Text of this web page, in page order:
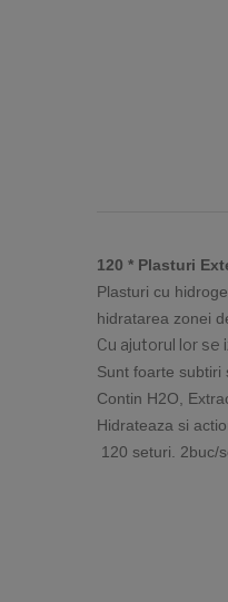
120 * Plasturi
Plasturi cu
hidratarea zonei
Cu ajutorul lor
Sunt foarte subtiri
Contin H2O,
Hidrateaza si
120 seturi. 2buc/